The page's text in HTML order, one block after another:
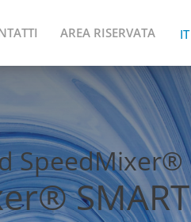
AREA RISERVATA IT
SpeedMixer®
SMART